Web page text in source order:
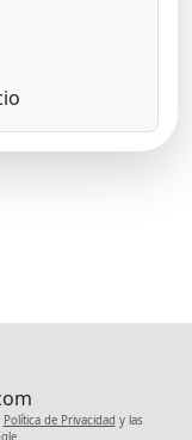
Política de Privacidad y las